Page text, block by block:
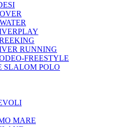
RUNNING
FREESTYLE
SLALOM POLO
MARE